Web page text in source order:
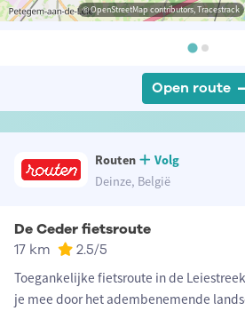
© OpenStreetMap contributors, Tracestrack
Open route
Routen
Volg
Deinze, België
De Ceder fietsroute
17 km 2.5/5
Toegankelijke fietsroute in de
je mee door het adembenemende